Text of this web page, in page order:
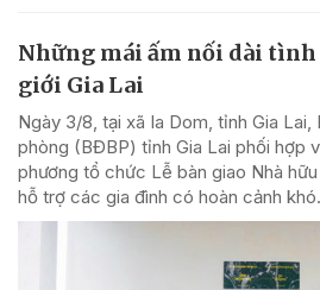
Những mái ấm nối dài
giới Gia Lai
Ngày 3/8, tại xã Ia Dom, tỉnh Gia Lai,
phòng (BĐBP) tỉnh Gia Lai phối hợp
phương tổ chức Lễ bàn giao Nhà
hỗ trợ các gia đình có hoàn cảnh